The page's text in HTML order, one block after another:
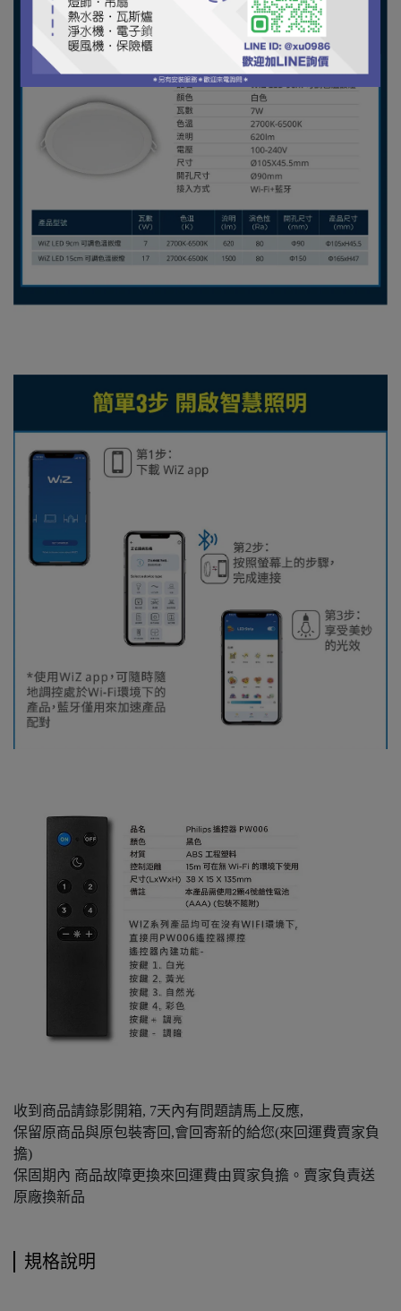
收到商品請錄影開箱, 7天內有問題請馬上反應,
保留原商品與原包裝寄回,會回寄新的給您(來回運費賣家負
擔)
保固期內 商品故障更換來回運費由買家負擔。賣家負責送
原廠換新品
規格說明